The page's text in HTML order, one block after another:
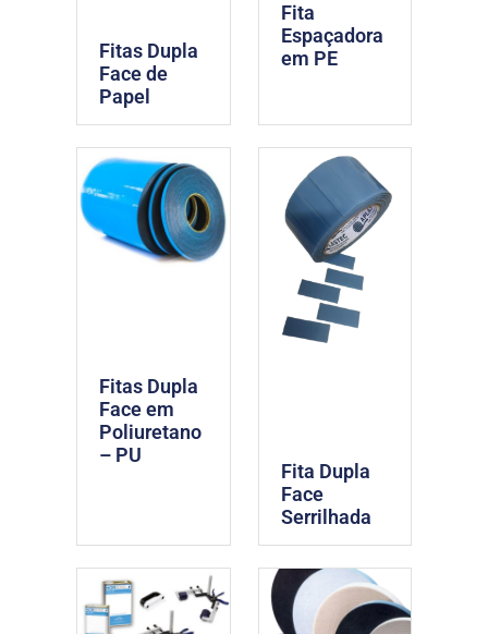
Fitas Dupla
Face de
Papel
Fita
Espaçadora
em PE
Fitas Dupla
Face em
Poliuretano
– PU
Fita Dupla
Face
Serrilhada